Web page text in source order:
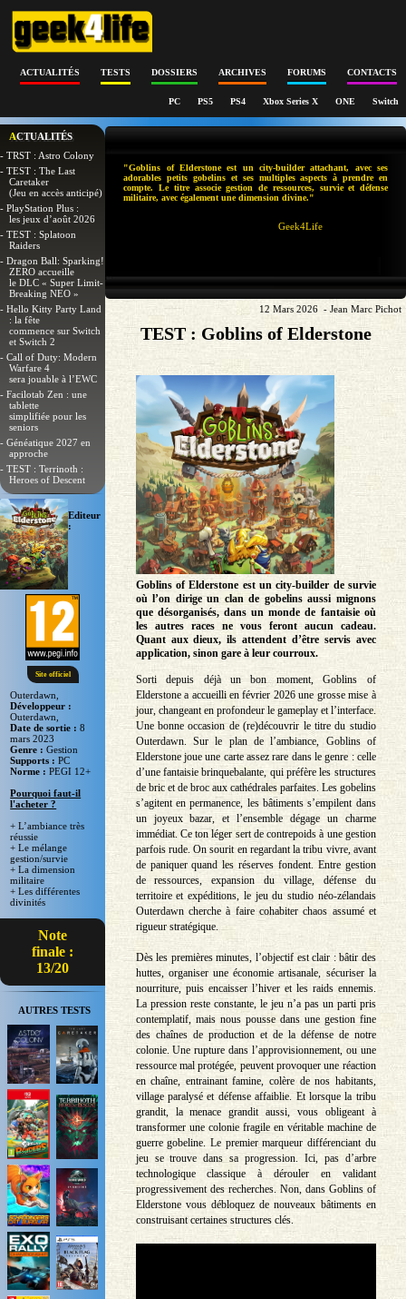
ACTUALITÉS TESTS DOSSIERS ARCHIVES FORUMS CONTACTS
PC PS5 PS4 Xbox Series X ONE Switch
ACTUALITÉS
- TRST : Astro Colony
- TEST : The Last
Caretaker
(Jeu en accès anticipé)
- PlayStation Plus :
les jeux d’août 2026
- TEST : Splatoon
Raiders
- Dragon Ball: Sparking!
ZERO accueille
le DLC « Super Limit-
Breaking NEO »
- Hello Kitty Party Land
: la fête
commence sur Switch
et Switch 2
- Call of Duty: Modern
Warfare 4
sera jouable à l’EWC
- Facilotab Zen : une
tablette
simplifiée pour les
seniors
- Généatique 2027 en
approche
- TEST : Terrinoth :
Heroes of Descent
Site officiel
Editeur
:
Outerdawn,
Développeur :
Outerdawn,
Date de sortie :8
mars 2023
Genre :Gestion
Supports :PC
Norme :PEGI 12+
Pourquoi faut-il
l'acheter ?
+ L’ambiance très
réussie
+ Le mélange
gestion/survie
+ La dimension
militaire
+ Les différentes
divinités
Note
finale :
13/20
AUTRES TESTS
"Goblins of Elderstone est un city-builder attachant, avec ses
adorables petits gobelins et ses multiples aspects à prendre en
compte. Le titre associe gestion de ressources, survie et défense
militaire, avec également une dimension divine."
Geek4Life
12 Mars 2026 - Jean Marc Pichot
TEST : Goblins of Elderstone
Goblins of Elderstone est un city-builder de survie
où l’on dirige un clan de gobelins aussi mignons
que désorganisés, dans un monde de fantaisie où
les autres races ne vous feront aucun cadeau.
Quant aux dieux, ils attendent d’être servis avec
application, sinon gare à leur courroux.
Sorti depuis déjà un bon moment, Goblins of
Elderstone a accueilli en février 2026 une grosse mise à
jour, changeant en profondeur le gameplay et l’interface.
Une bonne occasion de (re)découvrir le titre du studio
Outerdawn. Sur le plan de l’ambiance, Goblins of
Elderstone joue une carte assez rare dans le genre : celle
d’une fantaisie brinquebalante, qui préfère les structures
de bric et de broc aux cathédrales parfaites. Les gobelins
s’agitent en permanence, les bâtiments s’empilent dans
un joyeux bazar, et l’ensemble dégage un charme
immédiat. Ce ton léger sert de contrepoids à une gestion
parfois rude. On sourit en regardant la tribu vivre, avant
de paniquer quand les réserves fondent. Entre gestion
de ressources, expansion du village, défense du
territoire et expéditions, le jeu du studio néo-zélandais
Outerdawn cherche à faire cohabiter chaos assumé et
rigueur stratégique.
Dès les premières minutes, l’objectif est clair : bâtir des
huttes, organiser une économie artisanale, sécuriser la
nourriture, puis encaisser l’hiver et les raids ennemis.
La pression reste constante, le jeu n’a pas un parti pris
contemplatif, mais nous pousse dans une gestion fine
des chaînes de production et de la défense de notre
colonie. Une rupture dans l’approvisionnement, ou une
ressource mal protégée, peuvent provoquer une réaction
en chaîne, entrainant famine, colère de nos habitants,
village paralysé et défense affaiblie. Et lorsque la tribu
grandit, la menace grandit aussi, vous obligeant à
transformer une colonie fragile en véritable machine de
guerre gobeline. Le premier marqueur différenciant du
jeu se trouve dans sa progression. Ici, pas d’arbre
technologique classique à dérouler en validant
progressivement des recherches. Non, dans Goblins of
Elderstone vous débloquez de nouveaux bâtiments en
construisant certaines structures clés.